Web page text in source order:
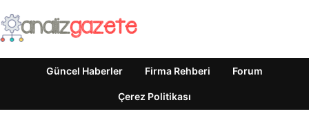
Güncel Haberler Firma Rehberi Forum
Çerez Politikası